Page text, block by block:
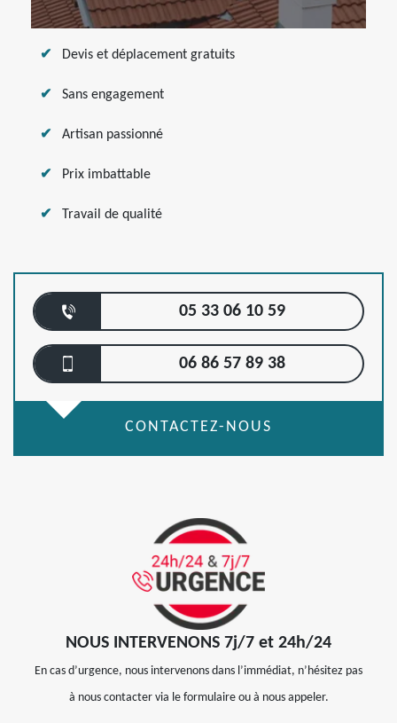
Devis et déplacement gratuits
Sans engagement
Artisan passionné
Prix imbattable
Travail de qualité
05 33 06 10 59
06 86 57 89 38
CONTACTEZ-NOUS
NOUS INTERVENONS 7j/7 et 24h/24
En cas d’urgence, nous intervenons dans l’immédiat, n’hésitez pas
à nous contacter via le formulaire ou à nous appeler.